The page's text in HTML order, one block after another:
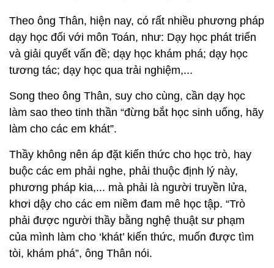
Theo ông Thân, hiện nay, có rất nhiều phương pháp
dạy học đối với môn Toán, như: Dạy học phát triển
và giải quyết vấn đề; dạy học khám phá; dạy học
tương tác; dạy học qua trải nghiệm,...
Song theo ông Thân, suy cho cùng, cần dạy học
làm sao theo tinh thần “đừng bắt học sinh uống, hãy
làm cho các em khát”.
Thầy không nên áp đặt kiến thức cho học trò, hay
buộc các em phải nghe, phải thuộc định lý này,
phương pháp kia,... mà phải là người truyền lửa,
khơi dậy cho các em niềm đam mê học tập. “Trò
phải được người thầy bằng nghệ thuật sư phạm
của mình làm cho ‘khát’ kiến thức, muốn được tìm
tòi, khám phá”, ông Thân nói.